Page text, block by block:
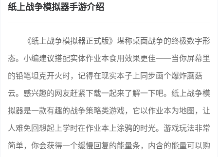
纸上战争模拟器手游介绍
《纸上战争模拟器正式版》堪称桌面战争的终极数字形
态。小编建议搭配实体作业本食用效果更佳——当你屏幕里
的铅笔坦克开火时，记得在现实本子上同步画个爆炸蘑菇
云。感兴趣的网友赶紧下载一起来了解一下吧。纸上战争模
拟器是一款有趣的战争策略类游戏，它以作业本为地图，让
人难免回想起上学时在作业本上涂鸦的时光。游戏玩法非常
简单，你会获得一个缓慢回复的能量条，内含的能量可以购